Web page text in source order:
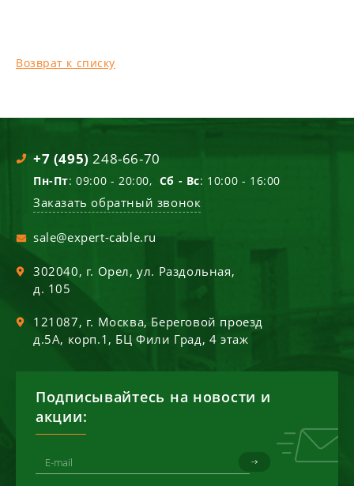
Возврат к списку
+7 (495) 248-66-70
Пн-Пт: 09:00 - 20:00, Сб - Вс: 10:00 - 16:00
Заказать обратный звонок
sale@expert-cable.ru
302040, г. Орел,ул. Раздольная,
д. 105
121087, г. Москва, Береговой проезд
д.5А, корп.1, БЦ Фили Град, 4 этаж
Подписывайтесь на новости и
акции: